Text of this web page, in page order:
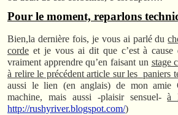
Pour le moment, reparlons
Bien,la dernière fois, je vous ai parlé du
corde et je vous ai dit que c’est à cause
vraiment apprendre qu’en faisant un stage
à relire le précédent article sur les paniers
aussi le lien (en anglais) de mon
machine, mais aussi -plaisir sensuel-à
http://rushyriver.blogspot.com/)